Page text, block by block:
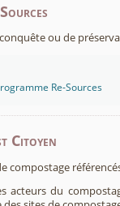
ou de
Re-Sources
Citoyen
compostage
acteurs du